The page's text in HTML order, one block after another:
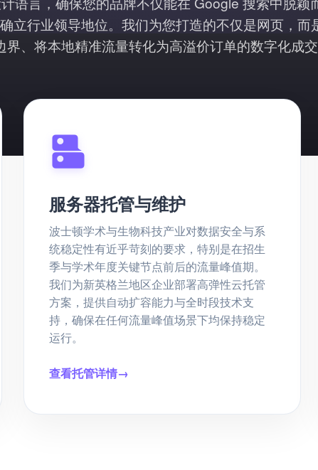
立行业领导地位。我们为您打造的不仅是网页，而
界、将本地精准流量转化为高溢价订单的数字化成交
服务器托管与维护
波士顿学术与生物科技产业对数据安全与系
统稳定性有近乎苛刻的要求，特别是在招生
季与学术年度关键节点前后的流量峰值期。
我们为新英格兰地区企业部署高弹性云托管
方案，提供自动扩容能力与全时段技术支
持，确保在任何流量峰值场景下均保持稳定
运行。
查看托管详情→